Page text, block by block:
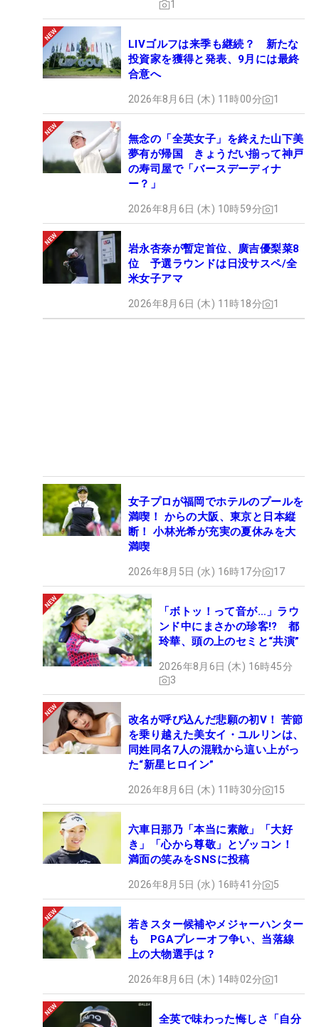
1
LIVゴルフは来季も継続？ 新たな
投資家を獲得と発表、9月には最終
合意へ
2026年8月6日 (木) 11時00分 1
無念の「全英女子」を終えた山下美
夢有が帰国 きょうだい揃って神戸
の寿司屋で「バースデーディナ
ー？」
2026年8月6日 (木) 10時59分 1
岩永杏奈が暫定首位、廣吉優梨菜8
位 予選ラウンドは日没サスペ/全
米女子アマ
2026年8月6日 (木) 11時18分 1
女子プロが福岡でホテルのプールを
満喫！ からの大阪、東京と日本縦
断！ 小林光希が充実の夏休みを大
満喫
2026年8月5日 (水) 16時17分 17
「ボトッ！って音が…」ラウ
ンド中にまさかの珍客!? 都
玲華、頭の上のセミと“共演”
2026年8月6日 (木) 16時45分
3
改名が呼び込んだ悲願の初V！ 苦節
を乗り越えた美女イ・ユルリンは、
同姓同名7人の混戦から這い上がっ
た“新星ヒロイン”
2026年8月6日 (木) 11時30分 15
六車日那乃「本当に素敵」「大好
き」「心から尊敬」とゾッコン！
満面の笑みをSNSに投稿
2026年8月5日 (水) 16時41分 5
若きスター候補やメジャーハンター
も PGAプレーオフ争い、当落線
上の大物選手は？
2026年8月6日 (木) 14時02分 1
全英で味わった悔しさ「自分